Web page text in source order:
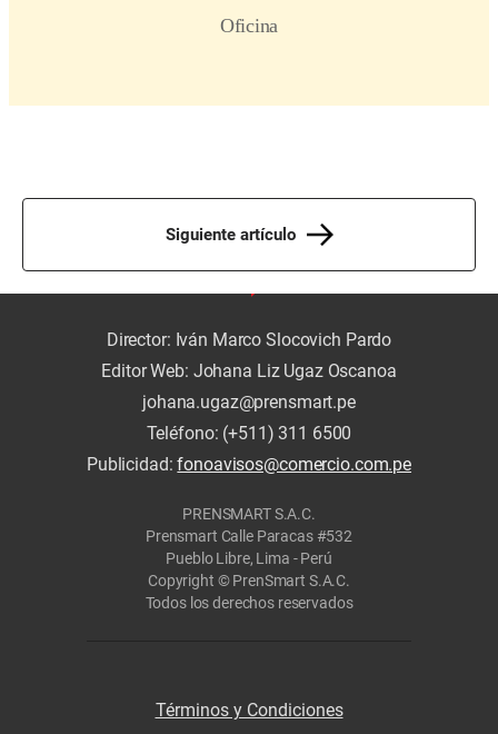
Siguiente artículo
Director: Iván Marco Slocovich Pardo
Editor Web: Johana Liz Ugaz Oscanoa
johana.ugaz@prensmart.pe
Teléfono: (+511) 311 6500
Publicidad:fonoavisos@comercio.com.pe
PRENSMART S.A.C.
Prensmart Calle Paracas #532
Pueblo Libre, Lima - Perú
Copyright © PrenSmart S.A.C.
Todos los derechos reservados
Términos y Condiciones